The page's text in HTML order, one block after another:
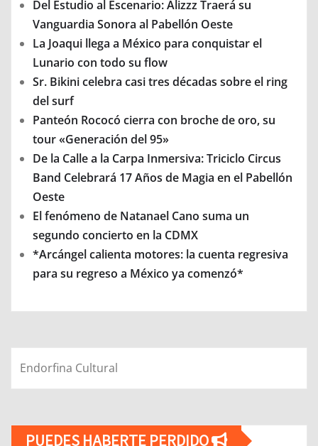
Del Estudio al Escenario: Alizzz Traerá su
Vanguardia Sonora al Pabellón Oeste
La Joaqui llega a México para conquistar el
Lunario con todo su flow
Sr. Bikini celebra casi tres décadas sobre el ring
del surf
Panteón Rococó cierra con broche de oro, su
tour «Generación del 95»
De la Calle a la Carpa Inmersiva: Triciclo Circus
Band Celebrará 17 Años de Magia en el Pabellón
Oeste
El fenómeno de Natanael Cano suma un
segundo concierto en la CDMX
*Arcángel calienta motores: la cuenta regresiva
para su regreso a México ya comenzó*
Endorfina Cultural
PUEDES HABERTE PERDIDO